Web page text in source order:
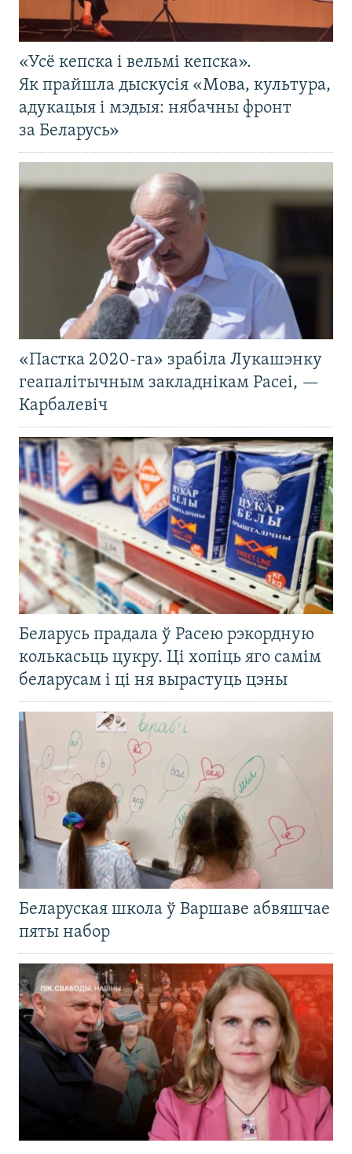
«Усё кепска і вельмі кепска».
Як прайшла дыскусія «Мова, культура,
адукацыя і мэдыя: нябачны фронт
за Беларусь»
«Пастка 2020-га» зрабіла Лукашэнку
геапалітычным закладнікам Расеі, —
Карбалевіч
Беларусь прадала ў Расею рэкордную
колькасьць цукру. Ці хопіць яго самім
беларусам і ці ня вырастуць цэны
Беларуская школа ў Варшаве абвяшчае
пяты набор